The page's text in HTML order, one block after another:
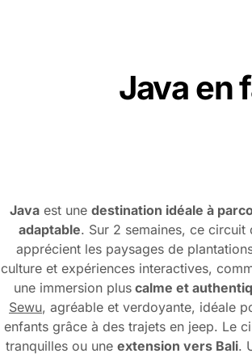
Java en
Java est une destination idéale à
adaptable. Sur 2 semaines, ce
apprécient les paysages de
culture et expériences interactives,
une immersion pluscalme et
Sewu, agréable et verdoyante, idéale
enfants grâce à des trajets en jeep. Le
tranquilles ou une extension vers Bali.